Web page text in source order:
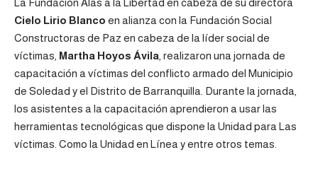
La Fundación Alas a la Libertad en cabeza de su directora
Cielo Lirio Blanco en alianza con la Fundación Social
Constructoras de Paz en cabeza de la líder social de
víctimas, Martha Hoyos Ávila, realizaron una jornada de
capacitación a víctimas del conflicto armado del Municipio
de Soledad y el Distrito de Barranquilla. Durante la jornada,
los asistentes a la capacitación aprendieron a usar las
herramientas tecnológicas que dispone la Unidad para Las
víctimas. Como laUnidad en Líneay entre otros temas.